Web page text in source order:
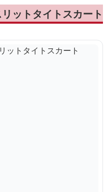
ットタイトスカート